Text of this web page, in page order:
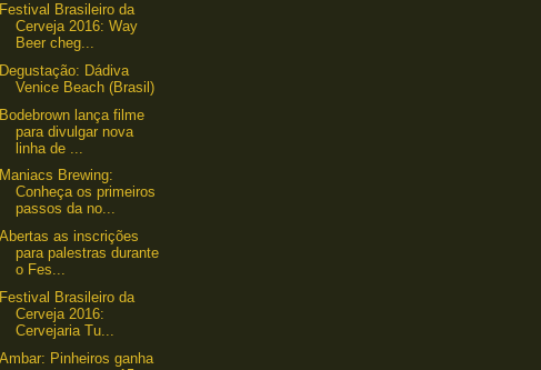
Festival Brasileiro da
Cerveja 2016: Way
Beer cheg...
Degustação: Dádiva
Venice Beach (Brasil)
Bodebrown lança filme
para divulgar nova
linha de ...
Maniacs Brewing:
Conheça os primeiros
passos da no...
Abertas as inscrições
para palestras durante
o Fes...
Festival Brasileiro da
Cerveja 2016:
Cervejaria Tu...
Ambar: Pinheiros ganha